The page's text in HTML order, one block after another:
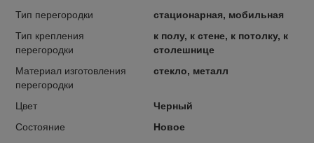
Тип перегородки
стационарная, мобильная
Тип крепления
перегородки
к полу, к стене, к потолку, к
столешнице
Материал изготовления
перегородки
стекло, металл
Цвет
Черный
Состояние
Новое